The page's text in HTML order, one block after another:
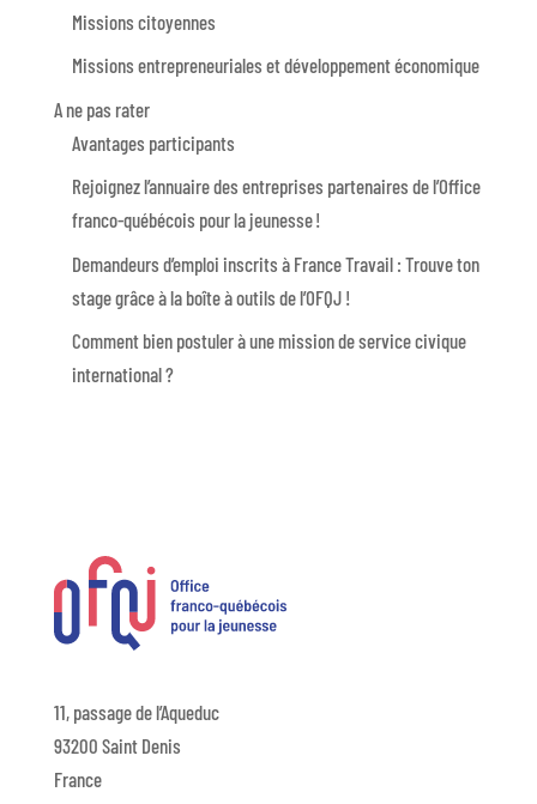
Missions citoyennes
Missions entrepreneuriales et développement économique
A ne pas rater
Avantages participants
Rejoignez l’annuaire des entreprises partenaires de l’Office
franco-québécois pour la jeunesse !
Demandeurs d’emploi inscrits à France Travail : Trouve ton
stage grâce à la boîte à outils de l’OFQJ !
Comment bien postuler à une mission de service civique
international ?
11, passage de l’Aqueduc
93200 Saint Denis
France